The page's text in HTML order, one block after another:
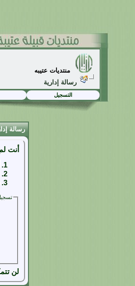
منتديات عتيبه
رسالة إدارية
التسجيل
رسالة
أنت
لن